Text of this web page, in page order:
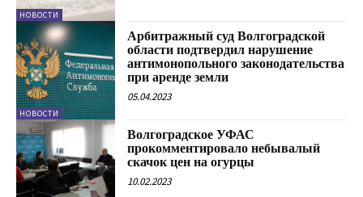
НОВОСТИ
НОВОСТИ
Арбитражный суд Волгоградской
области подтвердил нарушение
антимонопольного законодательства
при аренде земли
05.04.2023
Волгоградское УФАС
прокомментировало небывалый
скачок цен на огурцы
10.02.2023